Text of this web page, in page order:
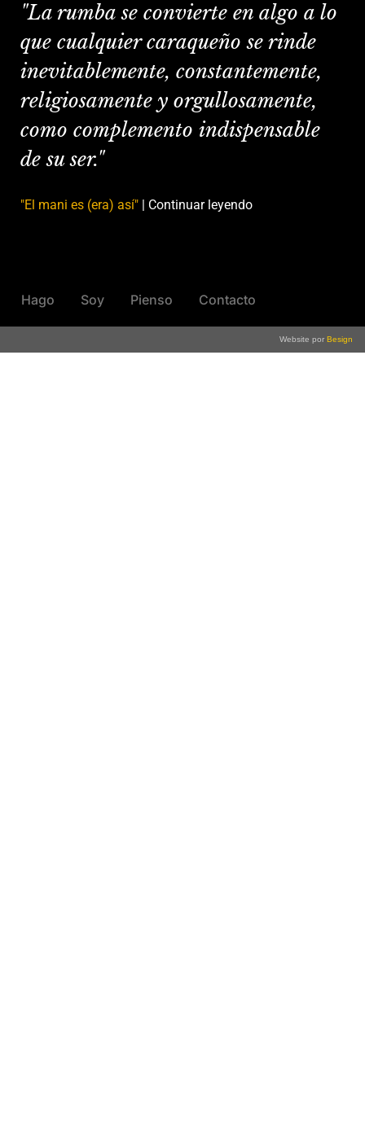
"La rumba se convierte en algo a lo
que cualquier caraqueño se rinde
inevitablemente, constantemente,
religiosamente y orgullosamente,
como complemento indispensable
de su ser."
"El mani es (era) así" | Continuar leyendo
Hago Soy Pienso Contacto
Website por Besign